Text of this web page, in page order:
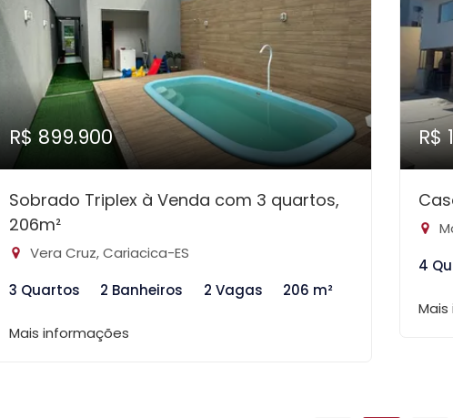
R$ 899.900
Sobrado Triplex à Venda com 3 quartos,
206m²
Vera Cruz, Cariacica-ES
3 Quartos
2 Banheiros 2 Vagas 206 m²
Mais informações
R$
4